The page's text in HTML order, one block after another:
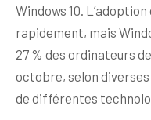
Windows 10.
rapidement, mais
27 % des ordinateurs
octobre, selon diverses
de différentes